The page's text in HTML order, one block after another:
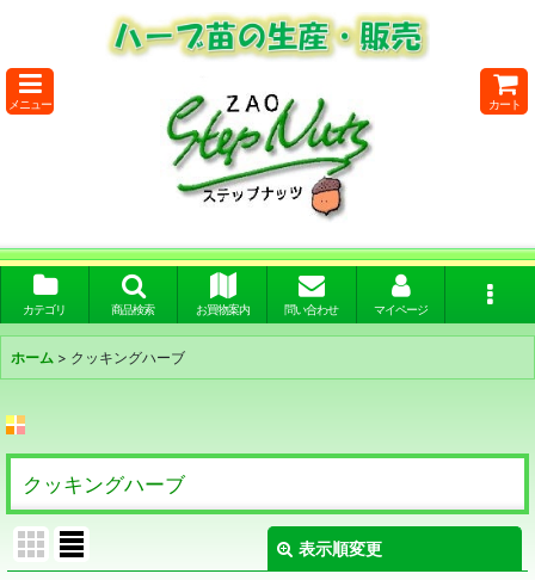
メニュー カート
カテゴリ 商品検索 お買物案内 問い合わせ マイページ
ホーム > クッキングハーブ
クッキングハーブ
表示順変更